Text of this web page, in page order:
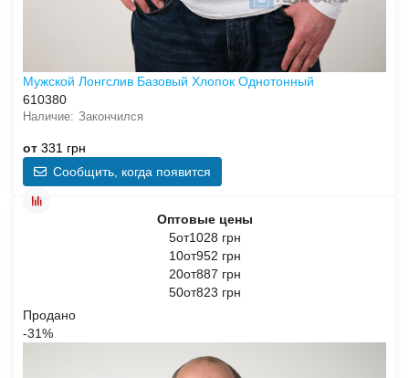
Мужской Лонгслив Базовый Хлопок Однотонный
610380
Закончился
от 331 грн
Сообщить, когда появится
Оптовые цены
5от1028 грн
10от952 грн
20от887 грн
50от823 грн
Продано
-31%